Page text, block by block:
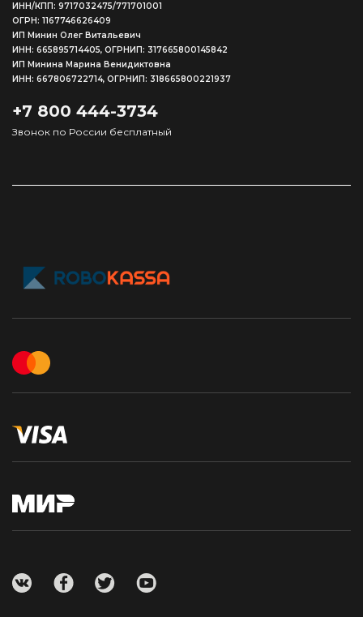
ИНН/КПП: 9717032475/771701001
ОГРН: 1167746626409
ИП Минин Олег Витальевич
ИНН: 665895714405, ОГРНИП: 317665800145842
ИП Минина Марина Венидиктовна
ИНН: 667806722714, ОГРНИП: 318665800221937
+7 800 444-3734
Звонок по России бесплатный